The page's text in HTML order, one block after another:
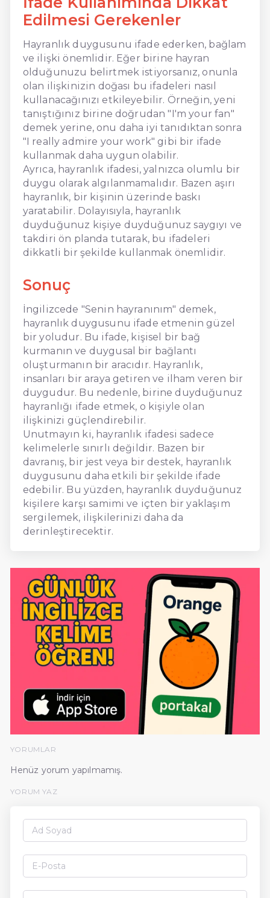
Edilmesi Gerekenler
Hayranlık duygusunu ifade ederken, bağlam
ve ilişki önemlidir. Eğer birine hayran
olduğunuzu belirtmek istiyorsanız, onunla
olan ilişkinizin doğası bu ifadeleri nasıl
kullanacağınızı etkileyebilir. Örneğin, yeni
tanıştığınız birine doğrudan "I'm your fan"
demek yerine, onu daha iyi tanıdıktan sonra
"I really admire your work" gibi bir ifade
kullanmak daha uygun olabilir.
Ayrıca, hayranlık ifadesi, yalnızca olumlu bir
duygu olarak algılanmamalıdır. Bazen aşırı
hayranlık, bir kişinin üzerinde baskı
yaratabilir. Dolayısıyla, hayranlık
duyduğunuz kişiye duyduğunuz saygıyı ve
takdiri ön planda tutarak, bu ifadeleri
dikkatli bir şekilde kullanmak önemlidir.
Sonuç
İngilizcede "Senin hayranınım" demek,
hayranlık duygusunu ifade etmenin güzel
bir yoludur. Bu ifade, kişisel bir bağ
kurmanın ve duygusal bir bağlantı
oluşturmanın bir aracıdır. Hayranlık,
insanları bir araya getiren ve ilham veren bir
duygudur. Bu nedenle, birine duyduğunuz
hayranlığı ifade etmek, o kişiyle olan
ilişkinizi güçlendirebilir.
Unutmayın ki, hayranlık ifadesi sadece
kelimelerle sınırlı değildir. Bazen bir
davranış, bir jest veya bir destek, hayranlık
duygusunu daha etkili bir şekilde ifade
edebilir. Bu yüzden, hayranlık duyduğunuz
kişilere karşı samimi ve içten bir yaklaşım
sergilemek, ilişkilerinizi daha da
derinleştirecektir.
YORUMLAR
Henüz yorum yapılmamış.
YORUM YAZ